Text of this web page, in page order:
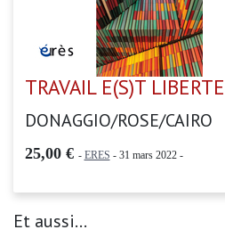
TRAVAIL E(S)T
DONAGGIO/ROSE/CAIRO
25,00 € - ERES - 31 mars 2022 -
Et aussi...